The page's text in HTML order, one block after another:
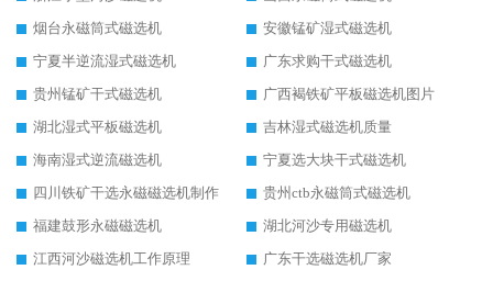
烟台永磁筒式磁选机
安徽锰矿湿式磁选机
宁夏半逆流湿式磁选机
广东求购干式磁选机
贵州锰矿干式磁选机
广西褐铁矿平板磁选机图片
湖北湿式平板磁选机
吉林湿式磁选机质量
海南湿式逆流磁选机
宁夏选大块干式磁选机
四川铁矿干选永磁磁选机制作
贵州ctb永磁筒式磁选机
福建鼓形永磁磁选机
湖北河沙专用磁选机
江西河沙磁选机工作原理
广东干选磁选机厂家